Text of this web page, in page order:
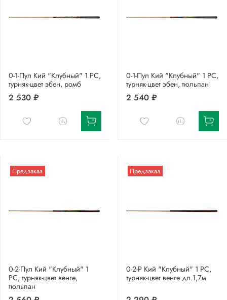
0-1-Пул Кий "Клубный" 1 РС,
турняк-цвет эбен, ромб
2 530 ₽
0-1-Пул Кий "Клубный" 1 РС,
турняк-цвет эбен, тюльпан
2 540 ₽
Предзаказ
0-2-Пул Кий "Клубный" 1
РС, турняк-цвет венге,
тюльпан
Предзаказ
0-2-Р Кий "Клубный" 1 РС,
турняк-цвет венге дл.1,7м